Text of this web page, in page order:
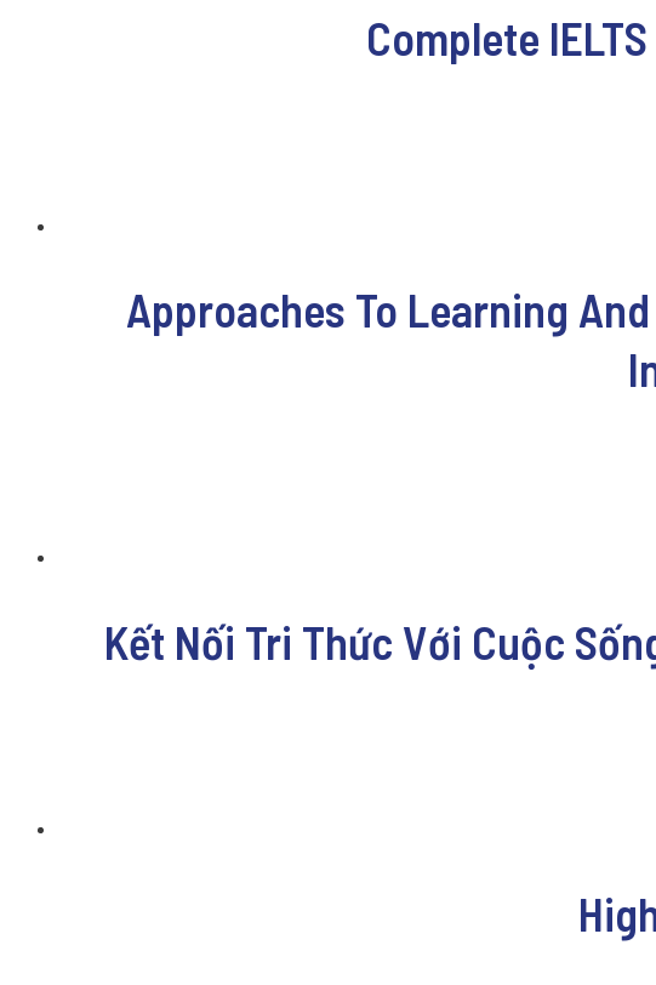
Complete
Approaches To Learning
Kết Nối Tri Thức Với Cuộc